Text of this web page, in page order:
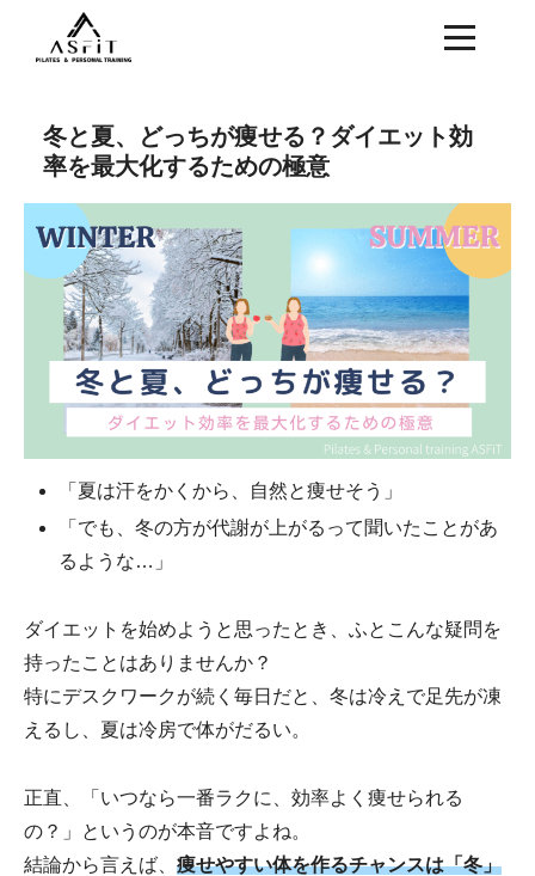
冬と夏、どっちが痩せる？ダイエット効
率を最大化するための極意
「夏は汗をかくから、自然と痩せそう」
「でも、冬の方が代謝が上がるって聞いたことがあ
るような…」
ダイエットを始めようと思ったとき、ふとこんな疑問を
持ったことはありませんか？
特にデスクワークが続く毎日だと、冬は冷えで足先が凍
えるし、夏は冷房で体がだるい。
正直、「いつなら一番ラクに、効率よく痩せられる
の？」というのが本音ですよね。
結論から言えば、 痩せやすい体を作るチャンスは「冬」